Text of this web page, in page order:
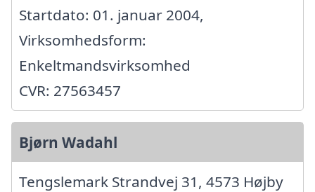
Startdato: 01. januar 2004,
Virksomhedsform:
Enkeltmandsvirksomhed
CVR: 27563457
Bjørn Wadahl
Tengslemark Strandvej 31, 4573 Højby